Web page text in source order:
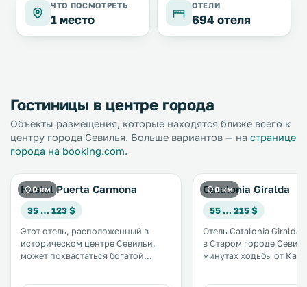
ЧТО ПОСМОТРЕТЬ
1 место
ОТЕЛИ
694 отеля
Гостиницы в центре города
Объекты размещения, которые находятся ближе всего к
центру города Севилья. Больше вариантов — на странице
города на booking.com.
0 км
Hostal Puerta Carmona
35 … 123 $
Этот отель, расположенный в
историческом центре Севильи,
может похвастаться богатой
0 км
Catalonia Giralda
55 … 215 $
Отель Catalonia Giralda
в Старом городе
минутах ходьбы от